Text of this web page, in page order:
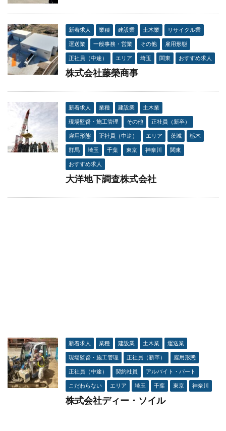
新着求人 業種 建設業 土木業 リサイクル業
運送業 一般事務・営業 その他 雇用形態
正社員（中途） エリア 埼玉 関東 おすすめ求人
株式会社藤榮商事
新着求人 業種 建設業 土木業
現場監督・施工管理 その他 正社員（新卒）
雇用形態 正社員（中途） エリア 茨城 栃木
群馬 埼玉 千葉 東京 神奈川 関東
おすすめ求人
大洋地下調査株式会社
新着求人 業種 建設業 土木業 運送業
現場監督・施工管理 正社員（新卒） 雇用形態
正社員（中途） 契約社員 アルバイト・パート
こだわらない エリア 埼玉 千葉 東京 神奈川
株式会社ディー・ソイル